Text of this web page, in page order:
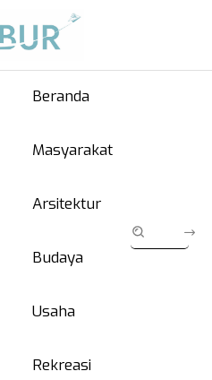
Beranda
Masyarakat
Arsitektur
Budaya
Usaha
Rekreasi